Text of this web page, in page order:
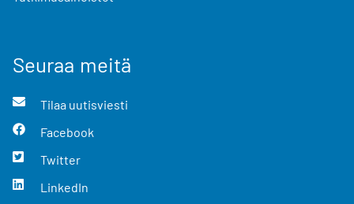
Seuraa meitä
Tilaa uutisviesti
Facebook
Twitter
LinkedIn